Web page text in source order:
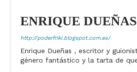
ENRIQUE DUEÑAS
http://poderfriki.blogspot.com.es/
Enrique Dueñas , escritor y
género fantástico y la tarta de